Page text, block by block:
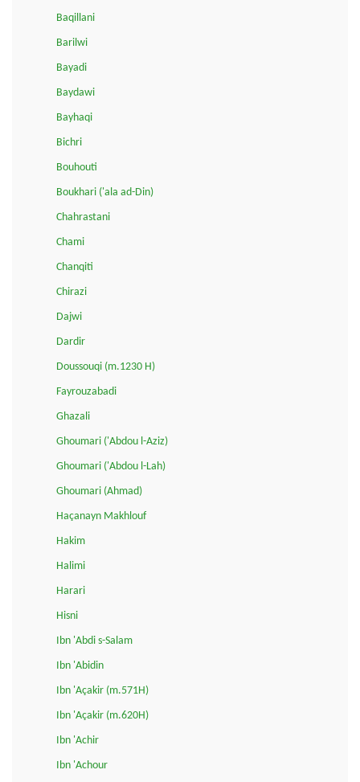
Baqillani
Barilwi
Bayadi
Baydawi
Bayhaqi
Bichri
Bouhouti
Boukhari ('ala ad-Din)
Chahrastani
Chami
Chanqiti
Chirazi
Dajwi
Dardir
Doussouqi (m.1230 H)
Fayrouzabadi
Ghazali
Ghoumari ('Abdou l-Aziz)
Ghoumari ('Abdou l-Lah)
Ghoumari (Ahmad)
Haçanayn Makhlouf
Hakim
Halimi
Harari
Hisni
Ibn 'Abdi s-Salam
Ibn 'Abidin
Ibn 'Açakir (m.571H)
Ibn 'Açakir (m.620H)
Ibn 'Achir
Ibn 'Achour